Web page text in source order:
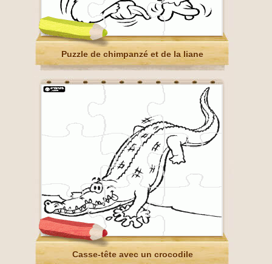
Puzzle de chimpanzé et de la liane
Casse-tête avec un crocodile